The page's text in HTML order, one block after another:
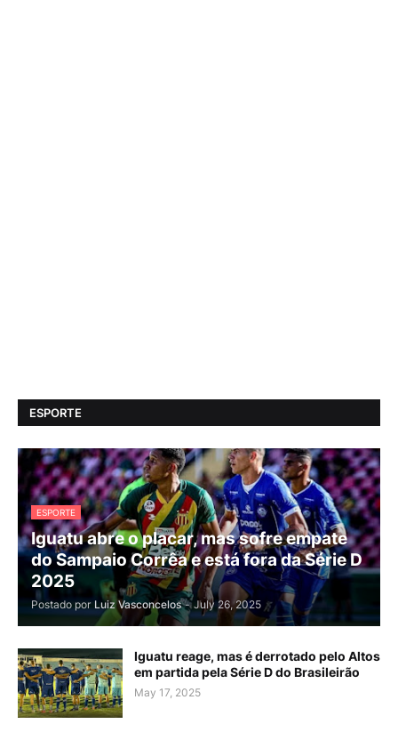
ESPORTE
ESPORTE
Iguatu abre o placar, mas sofre empate
do Sampaio Corrêa e está fora da Série D
2025
Postado por Luiz Vasconcelos - July 26, 2025
Iguatu reage, mas é derrotado pelo Altos
em partida pela Série D do Brasileirão
May 17, 2025